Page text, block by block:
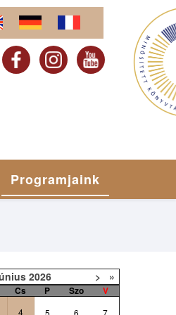
Programjaink
2026 > »
Cs P Szo V
4 5 6 7